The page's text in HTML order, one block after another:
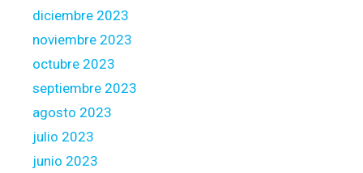
diciembre 2023
noviembre 2023
octubre 2023
septiembre 2023
agosto 2023
julio 2023
junio 2023